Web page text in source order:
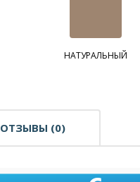
НАТУРАЛЬНЫЙ
ОТЗЫВЫ (0)